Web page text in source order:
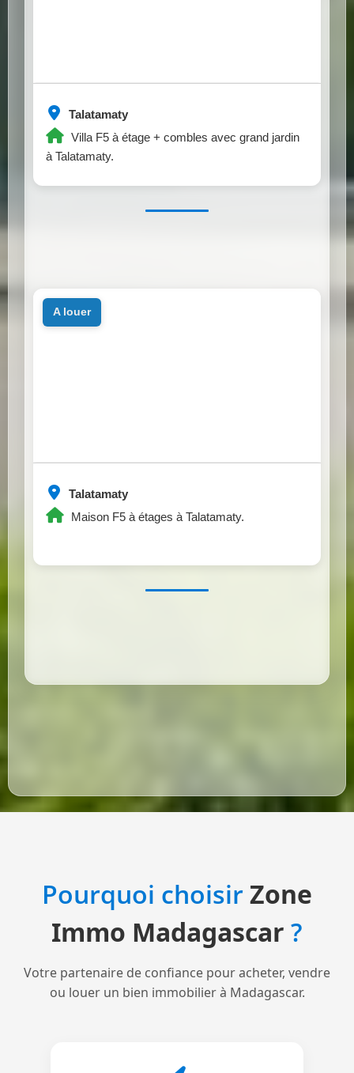
Talatamaty
Villa F5 à étage + combles avec grand jardin
à Talatamaty.
Talatamaty
Maison F5 à étages à Talatamaty.
a louer
Pourquoi choisirZone
Immo Madagascar ?
Votre partenaire de confiance pour acheter, vendre
ou louer un bien immobilier à Madagascar.